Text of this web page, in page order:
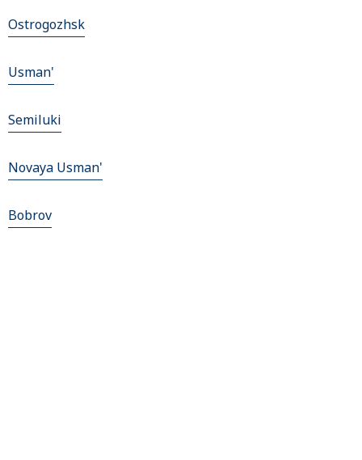
Ostrogozhsk
Usman'
Semiluki
Novaya Usman'
Bobrov